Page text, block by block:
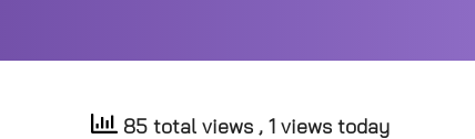
85 total views , 1 views today